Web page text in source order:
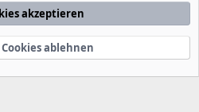
Datenschutzerklärung
© 2010-2022 XenForo Ltd.
akzeptieren
ablehnen